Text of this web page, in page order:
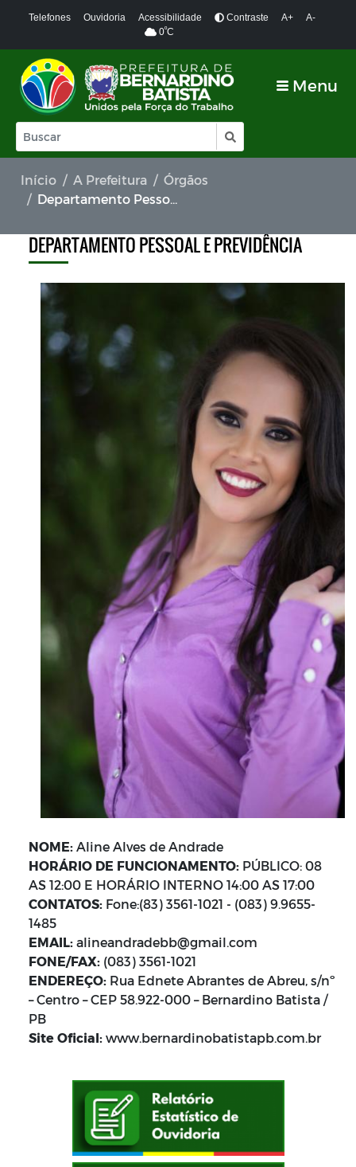
Telefones Ouvidoria Acessibilidade Contraste A+
A-
0ºC
Menu
Início A Prefeitura
Órgãos
Departamento Pessoal e Previdência
DEPARTAMENTO PESSOAL E PREVIDÊNCIA
NOME: Aline Alves de Andrade
HORÁRIO DE FUNCIONAMENTO: PÚBLICO: 08
AS 12:00 E HORÁRIO INTERNO 14:00 AS 17:00
CONTATOS: Fone:(83) 3561-1021 - (083) 9.9655-
1485
EMAIL: alineandradebb@gmail.com
FONE/FAX: (083) 3561-1021
ENDEREÇO: Rua Ednete Abrantes de Abreu, s/nº
– Centro – CEP 58.922-000 – Bernardino Batista /
PB
Site Oficial: www.bernardinobatistapb.com.br